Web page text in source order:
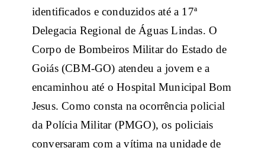
identificados e conduzidos até a 17ª
Delegacia Regional de Águas Lindas. O
Corpo de Bombeiros Militar do Estado de
Goiás (CBM-GO) atendeu a jovem e a
encaminhou até o Hospital Municipal Bom
Jesus. Como consta na ocorrência policial
da Polícia Militar (PMGO), os policiais
conversaram com a vítima na unidade de